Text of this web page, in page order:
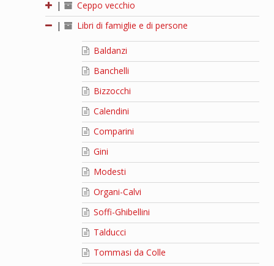
|
Ceppo vecchio
|
Libri di famiglie e di persone
Baldanzi
Banchelli
Bizzocchi
Calendini
Comparini
Gini
Modesti
Organi-Calvi
Soffi-Ghibellini
Talducci
Tommasi da Colle